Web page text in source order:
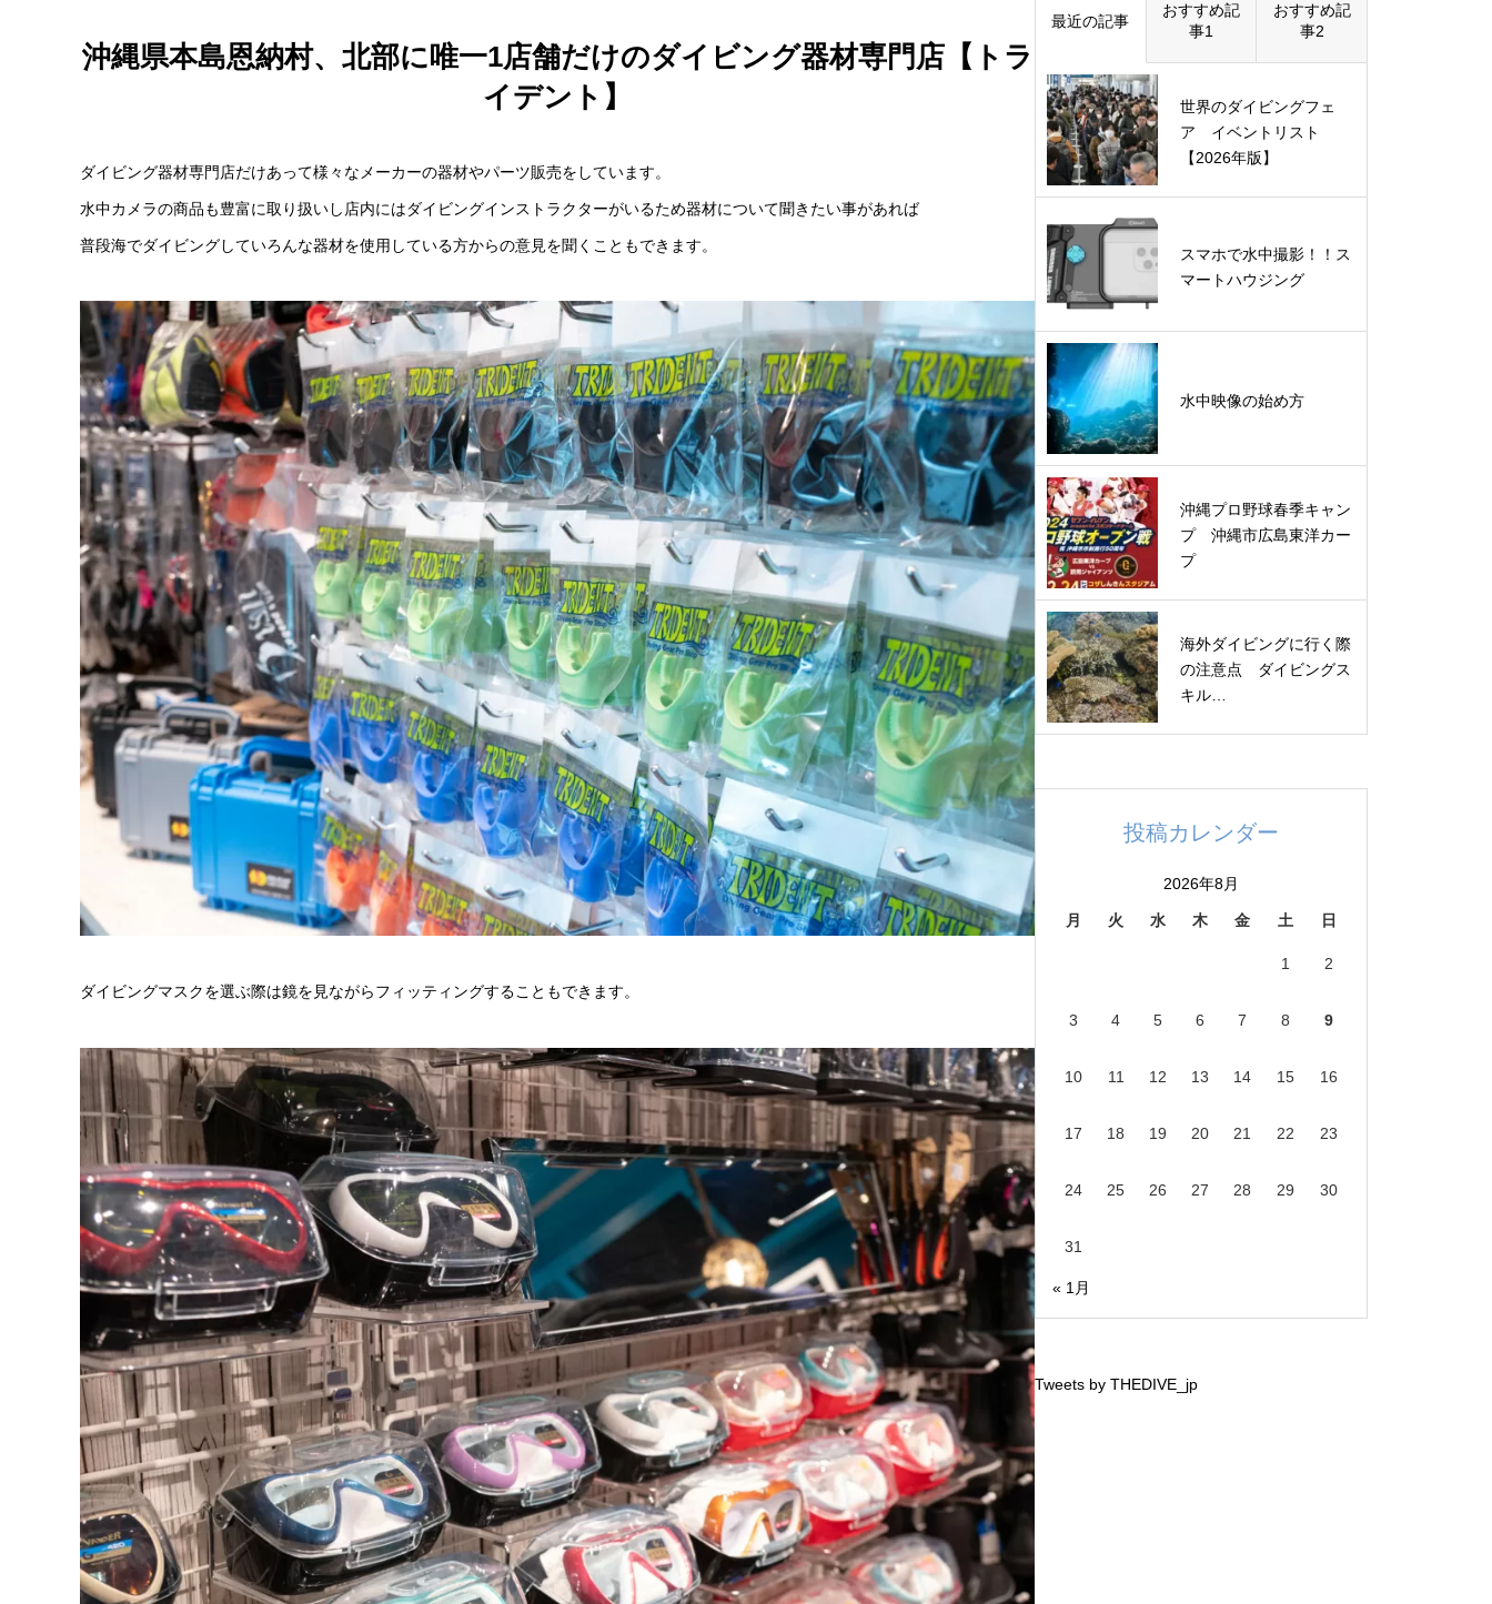
沖縄県本島恩納村、北部に唯一1店舗だけのダイビング器材専門店【トラ
イデント】
ダイビング器材専門店だけあって様々なメーカーの器材やパーツ販売をしています。
水中カメラの商品も豊富に取り扱いし店内にはダイビングインストラクターがいるため器材について聞きたい事があれば
普段海でダイビングしていろんな器材を使用している方からの意見を聞くこともできます。
ダイビングマスクを選ぶ際は鏡を見ながらフィッティングすることもできます。
最近の記事
おすすめ記
事1
おすすめ記
事2
世界のダイビングフェ
ア イベントリスト
【2026年版】
スマホで水中撮影！！ス
マートハウジング
水中映像の始め方
沖縄プロ野球春季キャン
プ 沖縄市広島東洋カー
プ
海外ダイビングに行く際
の注意点 ダイビングス
キル…
投稿カレンダー
2026年8月
月 火 水 木 金 土 日
1 2
3 4 5 6 7 8 9
10 11 12 13 14 15 16
17 18 19 20 21 22 23
24 25 26 27 28 29 30
31
« 1月
Tweets by THEDIVE_jp